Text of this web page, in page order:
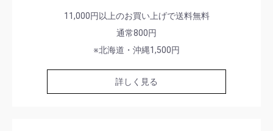
11,000円以上のお買い上げで送料無料
通常800円
※北海道・沖縄1,500円
詳しく見る